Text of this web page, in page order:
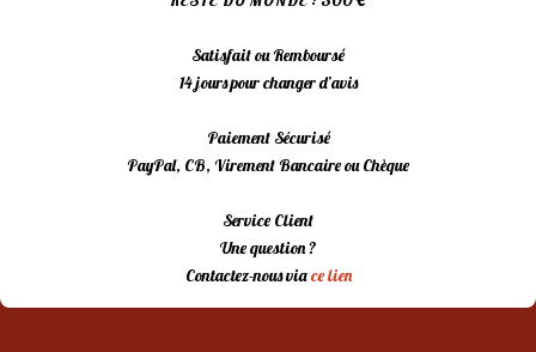
Satisfait ou Remboursé
14 jours pour changer d’avis
Paiement Sécurisé
PayPal, CB, Virement Bancaire ou Chèque
Service Client
Une question ?
Contactez-nous viace lien